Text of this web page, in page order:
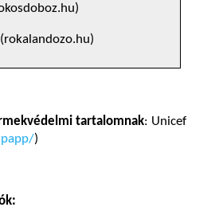
tartalomnak: Unicef
)